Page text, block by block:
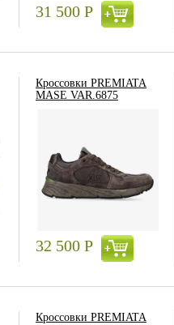
31 500 Р
Кроссовки PREMIATA
MASE VAR.6875
32 500 Р
Кроссовки PREMIATA